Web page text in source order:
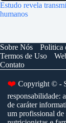
Estudo revela
humanos
Sobre Nós Politica
Termos de Uso
Contato
❤️ Copyright © -
responsabilidade:
de caráter
um profissional de